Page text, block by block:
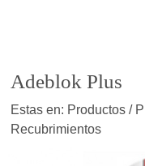
Adeblok Plus
Estas en: Productos /
Recubrimientos